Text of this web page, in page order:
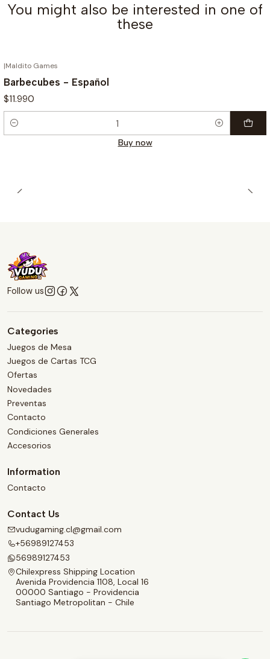
You might also be interested in one of
these
|Maldito Games
Barbecubes - Español
$11.990
Quantity
Buy now
Follow us
Categories
Juegos de Mesa
Juegos de Cartas TCG
Ofertas
Novedades
Preventas
Contacto
Condiciones Generales
Accesorios
Information
Contacto
Contact Us
vudugaming.cl@gmail.com
+56989127453
56989127453
Chilexpress Shipping Location
Avenida Providencia 1108, Local 16
00000 Santiago - Providencia
Santiago Metropolitan - Chile